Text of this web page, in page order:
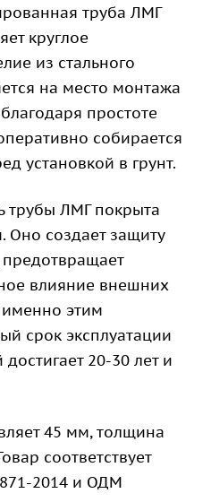
труба ЛМГ
круглое
из стального
на место монтажа
простоте
собирается
установкой в грунт.
трубы ЛМГ покрыта
создает защиту
влияние внешних
этим
срок эксплуатации
20-30 лет и
45 мм, толщина
соответствует
2014 и ОДМ